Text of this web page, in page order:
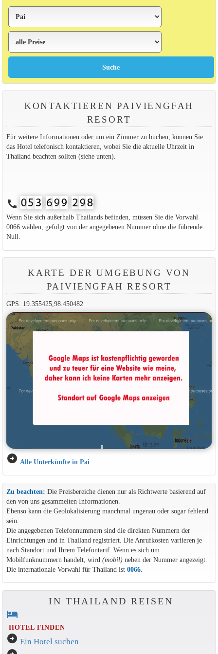
KONTAKTIEREN PAIVIENGFAH
RESORT
Für weitere Informationen oder um ein Zimmer zu buchen, können Sie
das Hotel telefonisch kontaktieren, wobei Sie die aktuelle Uhrzeit in
Thailand beachten sollten (siehe unten).
call
Wenn Sie sich außerhalb Thailands befinden, müssen Sie die Vorwahl
0066 wählen, gefolgt von der angegebenen Nummer ohne die führende
Null.
KARTE DER UMGEBUNG VON
PAIVIENGFAH RESORT
GPS: 19.355425,98.450482
arrow_circle_right Alle Unterkünfte in Pai
Zu beachten: Die Preisbereiche dienen nur als Richtwerte basierend auf
den von uns gesammelten Informationen.
Ebenso kann die Geolokalisierung manchmal ungenau oder sogar fehlend
sein.
Die angegebenen Telefonnummern sind die direkten Nummern der
Einrichtungen und in Thailand registriert. Die Anrufkosten variieren je
nach Standort und Ihrem Telefontarif. Wenn es sich um
Mobilfunknummern handelt, wird (mobil)neben der Nummer angezeigt.
Die internationale Vorwahl für Thailand ist 0066.
IN THAILAND REISEN
hotel
HOTEL FINDEN
arrow_circle_right Ein Hotel suchen